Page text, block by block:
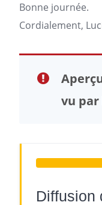
Bonne journée.
Cordialement,
vu
Diffusion